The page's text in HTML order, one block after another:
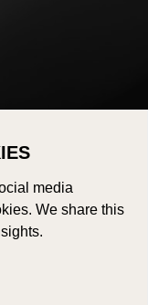
media
We share this